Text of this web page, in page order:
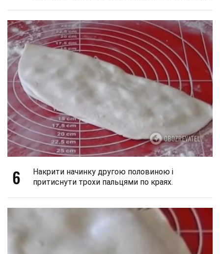
6
Накрити начинку другою половиною і
притиснути трохи пальцями по краях.